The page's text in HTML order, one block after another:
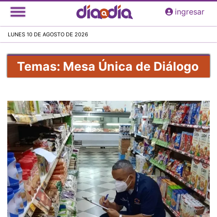
Pasar
al
principal
ingresar
LUNES 10 DE AGOSTO DE 2026
Temas: Mesa Única de Diálogo